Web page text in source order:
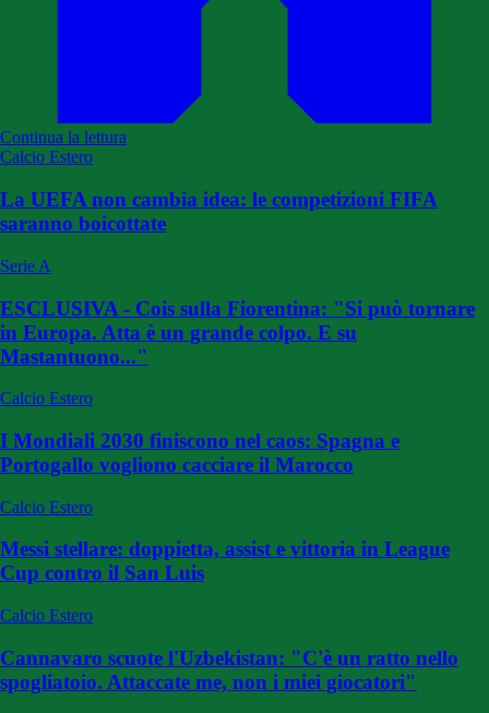
Continua la lettura
Calcio Estero
La UEFA non cambia idea: le competizioni FIFA
saranno boicottate
Serie A
ESCLUSIVA - Cois sulla Fiorentina: "Si può tornare
in Europa. Atta è un grande colpo. E su
Mastantuono..."
Calcio Estero
I Mondiali 2030 finiscono nel caos: Spagna e
Portogallo vogliono cacciare il Marocco
Calcio Estero
Messi stellare: doppietta, assist e vittoria in League
Cup contro il San Luis
Calcio Estero
Cannavaro scuote l'Uzbekistan: "C'è un ratto nello
spogliatoio. Attaccate me, non i miei giocatori"